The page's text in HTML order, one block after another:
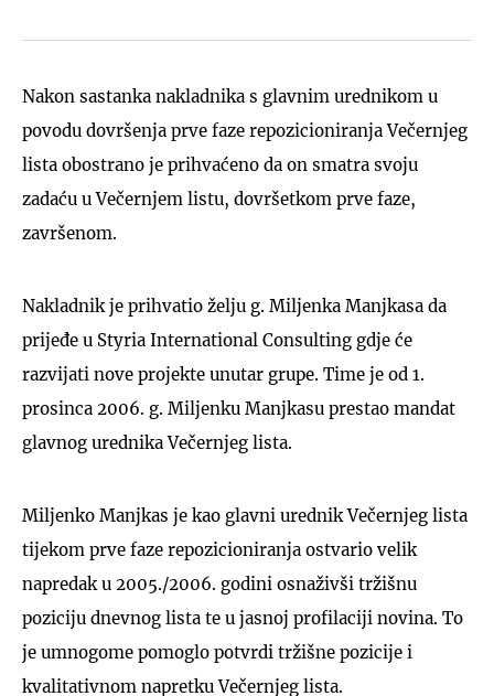
Nakon sastanka nakladnika s glavnim urednikom u
povodu dovršenja prve faze repozicioniranja Večernjeg
lista obostrano je prihvaćeno da on smatra svoju
zadaću u Večernjem listu, dovršetkom prve faze,
završenom.
Nakladnik je prihvatio želju g. Miljenka Manjkasa da
prijeđe u Styria International Consulting gdje će
razvijati nove projekte unutar grupe. Time je od 1.
prosinca 2006. g. Miljenku Manjkasu prestao mandat
glavnog urednika Večernjeg lista.
Miljenko Manjkas je kao glavni urednik Večernjeg lista
tijekom prve faze repozicioniranja ostvario velik
napredak u 2005./2006. godini osnaživši tržišnu
poziciju dnevnog lista te u jasnoj profilaciji novina. To
je umnogome pomoglo potvrdi tržišne pozicije i
kvalitativnom napretku Večernjeg lista.